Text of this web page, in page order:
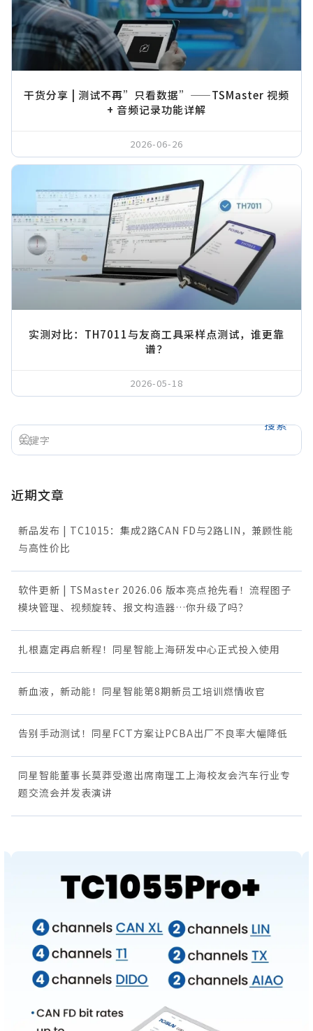
干货分享 | 测试不再”只看数据”——TSMaster 视频
+ 音频记录功能详解
2026-06-26
实测对比：TH7011与友商工具采样点测试，谁更靠
谱？
2026-05-18
搜索
近期文章
新品发布 | TC1015：集成2路CAN FD与2路LIN，兼顾性能
与高性价比
软件更新 | TSMaster 2026.06 版本亮点抢先看！流程图子
模块管理、视频旋转、报文构造器…你升级了吗？
扎根嘉定再启新程！同星智能上海研发中心正式投入使用
新血液，新动能！同星智能第8期新员工培训燃情收官
告别手动测试！同星FCT方案让PCBA出厂不良率大幅降低
同星智能董事长莫莽受邀出席南理工上海校友会汽车行业专
题交流会并发表演讲